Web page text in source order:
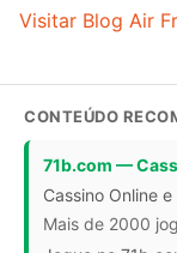
Visitar Blog Air
CONTEÚDO
71b.com —
Cassino Online
Mais de 2000